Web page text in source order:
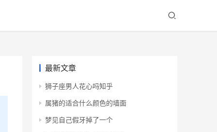
最新文章
狮子座男人花心吗知乎
属猪的适合什么颜色的墙面
梦见自己假牙掉了一个